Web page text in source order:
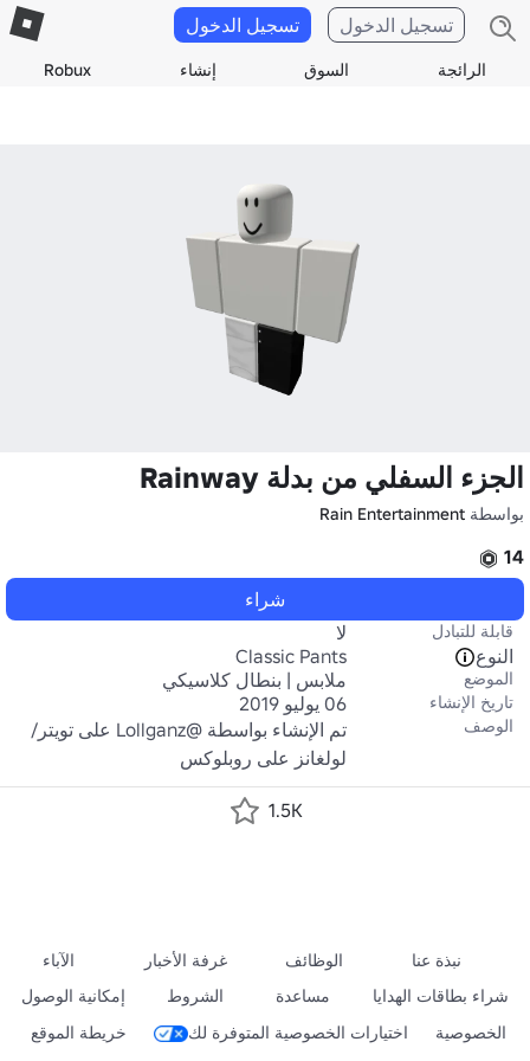
الرائجة السوق إنشاء Robux
تسجيل الدخول تسجيل الدخول
الجزء السفلي من بدلة Rainway
بواسطة Rain Entertainment
14
شراء
قابلة للتبادل
لا
النوع
Classic Pants
الموضع ملابس | بنطال كلاسيكي
تاريخ الإنشاء 06 يوليو 2019
الوصف
تم الإنشاء بواسطة @Lollganz على تويتر/
لولغانز على روبلوكس
1.5K
نبذة عنا الوظائف غرفة الأخبار
الآباء
شراء بطاقات الهدايا
مساعدة الشروط
إمكانية الوصول
الخصوصية
اختيارات الخصوصية المتوفرة لك خريطة الموقع